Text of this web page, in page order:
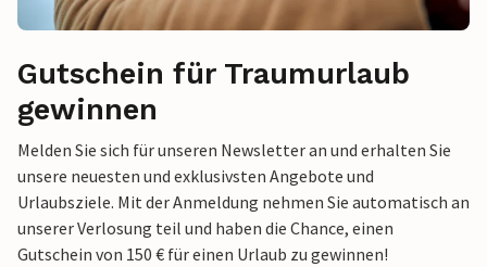
Gutschein für Traumurlaub
gewinnen
Melden Sie sich für unseren Newsletter an und erhalten Sie
unsere neuesten und exklusivsten Angebote und
Urlaubsziele. Mit der Anmeldung nehmen Sie automatisch an
unserer Verlosung teil und haben die Chance, einen
Gutschein von 150 € für einen Urlaub zu gewinnen!